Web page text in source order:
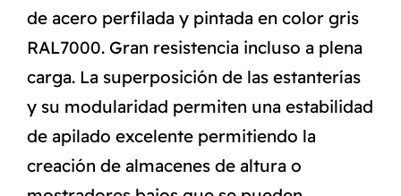
de acero perfilada y pintada en color gris
RAL7000. Gran resistencia incluso a plena
carga. La superposición de las estanterías
y su modularidad permiten una estabilidad
de apilado excelente permitiendo la
creación de almacenes de altura o